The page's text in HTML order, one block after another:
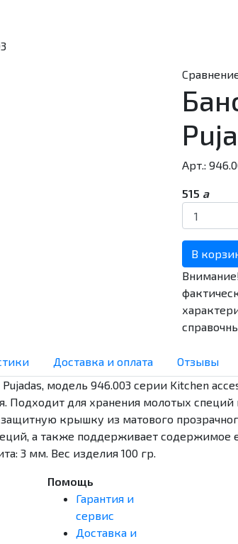
Арт.:
515 a
В
Доставка и оплата
Отзывы
модель 946.003 серии Kitchen
Подходит для хранения молотых
крышку из матового
а также поддерживает содержимое
3 мм. Вес изделия 100 гр.
Помощь
Гарантия и
сервис
Доставка и